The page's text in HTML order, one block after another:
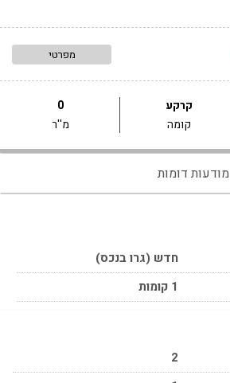
מפרטי
קרקע
קומה
0
מ''ר
מודעות דומות
חדש (גרו בנכס)
1 קומות
2